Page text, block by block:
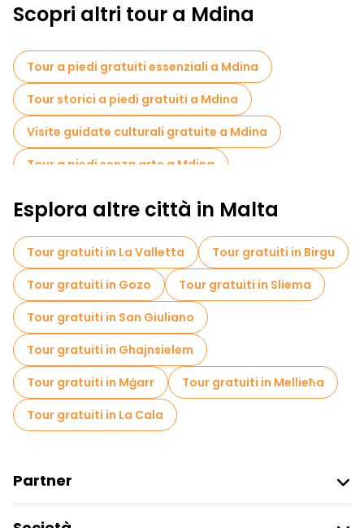
Scopri altri tour a Mdina
Tour a piedi gratuiti essenziali a Mdina
Tour storici a piedi gratuiti a Mdina
Visite guidate culturali gratuite a Mdina
Tour a piedi senza arte a Mdina
Tour a piedi gratuiti per famiglie a Mdina
Esplora altre città in Malta
Tour gratuiti in La Valletta
Tour gratuiti in Birgu
Tour gratuiti in Gozo
Tour gratuiti in Sliema
Tour gratuiti in San Giuliano
Tour gratuiti in Ghajnsielem
Tour gratuiti in Mġarr
Tour gratuiti in Mellieħa
Tour gratuiti in La Cala
Partner